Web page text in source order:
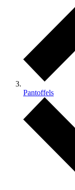
Pantoffels